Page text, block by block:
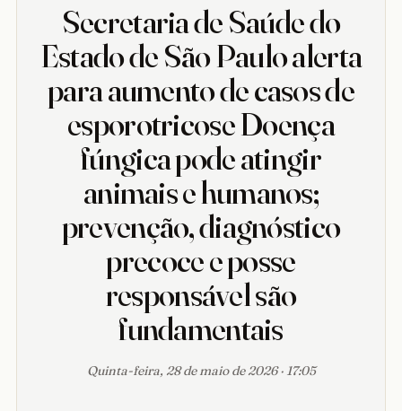
Secretaria de Saúde do
Estado de São Paulo alerta
para aumento de casos de
esporotricose Doença
fúngica pode atingir
animais e humanos;
prevenção, diagnóstico
precoce e posse
responsável são
fundamentais
Quinta-feira, 28 de maio de 2026 · 17:05